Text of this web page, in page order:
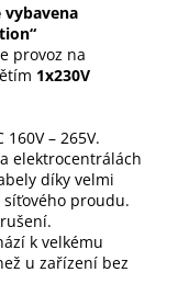
vybavena
provoz na
1x230V
– 265V.
elektrocentrálách
díky velmi
proudu.
k velkému
u zařízení bez